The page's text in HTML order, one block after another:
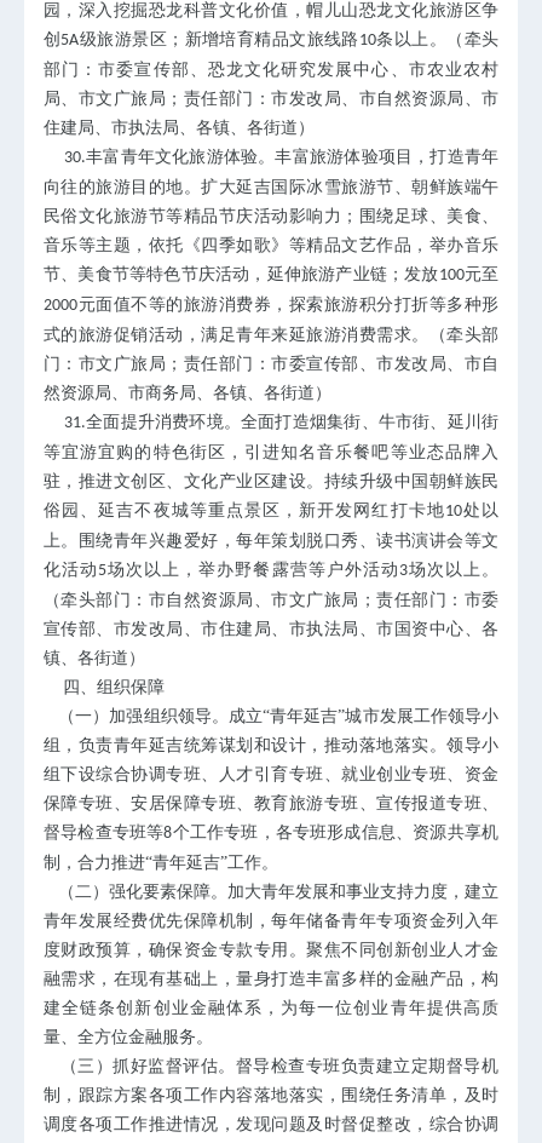
园，深入挖掘恐龙科普文化价值，帽儿山恐龙文化旅游区争
创 5A级旅游景区；新增培育精品文旅线路 10条以上。（牵头
部门：市委宣传部、恐龙文化研究发展中心、市农业农村
局、市文广旅局；责任部门：市发改局、市自然资源局、市
住建局、市执法局、各镇、各街道）
30.丰富青年文化旅游体验。丰富旅游体验项目，打造青年
向往的旅游目的地。扩大延吉国际冰雪旅游节、朝鲜族端午
民俗文化旅游节等精品节庆活动影响力；围绕足球、美食、
音乐等主题，依托《四季如歌》等精品文艺作品，举办音乐
节、美食节等特色节庆活动，延伸旅游产业链；发放100元至
2000元面值不等的旅游消费券，探索旅游积分打折等多种形
式的旅游促销活动，满足青年来延旅游消费需求。（牵头部
门：市文广旅局；责任部门：市委宣传部、市发改局、市自
然资源局、市商务局、各镇、各街道）
31.全面提升消费环境。全面打造烟集街、牛市街、延川街
等宜游宜购的特色街区，引进知名音乐餐吧等业态品牌入
驻，推进文创区、文化产业区建设。持续升级中国朝鲜族民
俗园、延吉不夜城等重点景区，新开发网红打卡地10处以
上。围绕青年兴趣爱好，每年策划脱口秀、读书演讲会等文
化活动 5场次以上，举办野餐露营等户外活动 3场次以上。
（牵头部门：市自然资源局、市文广旅局；责任部门：市委
宣传部、市发改局、市住建局、市执法局、市国资中心、各
镇、各街道）
四、组织保障
（一）加强组织领导。成立“青年延吉”城市发展工作领导小
组，负责青年延吉统筹谋划和设计，推动落地落实。领导小
组下设综合协调专班、人才引育专班、就业创业专班、资金
保障专班、安居保障专班、教育旅游专班、宣传报道专班、
督导检查专班等8个工作专班，各专班形成信息、资源共享机
制，合力推进“青年延吉”工作。
（二）强化要素保障。加大青年发展和事业支持力度，建立
青年发展经费优先保障机制，每年储备青年专项资金列入年
度财政预算，确保资金专款专用。聚焦不同创新创业人才金
融需求，在现有基础上，量身打造丰富多样的金融产品，构
建全链条创新创业金融体系，为每一位创业青年提供高质
量、全方位金融服务。
（三）抓好监督评估。督导检查专班负责建立定期督导机
制，跟踪方案各项工作内容落地落实，围绕任务清单，及时
调度各项工作推进情况，发现问题及时督促整改，综合协调